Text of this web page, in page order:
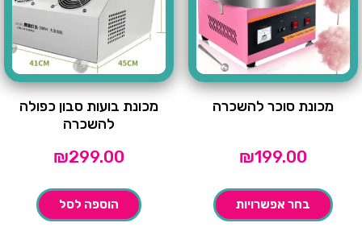
מכונת סוכר להשכרה
₪199.00
בחר אפשרויות
מכונת בועות סבון כפולה
להשכרה
₪299.00
הוספה לסל